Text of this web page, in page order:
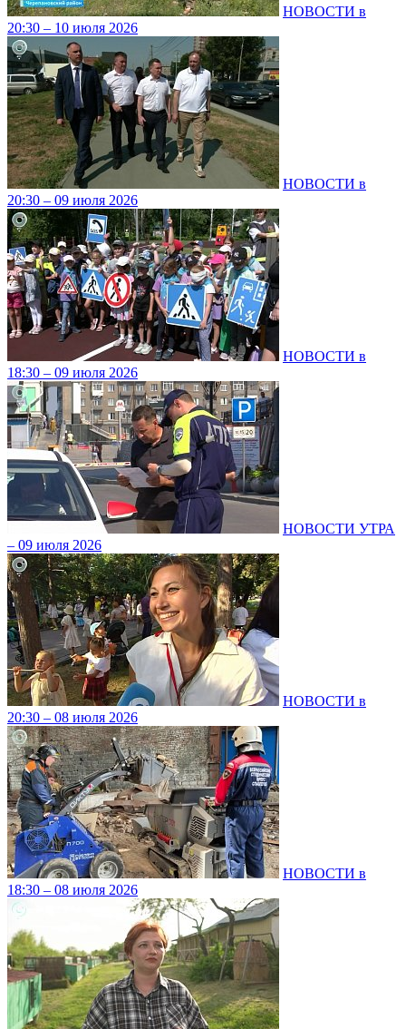
НОВОСТИ в
20:30 – 10 июля 2026
НОВОСТИ в
20:30 – 09 июля 2026
НОВОСТИ в
18:30 – 09 июля 2026
НОВОСТИ УТРА
– 09 июля 2026
НОВОСТИ в
20:30 – 08 июля 2026
НОВОСТИ в
18:30 – 08 июля 2026